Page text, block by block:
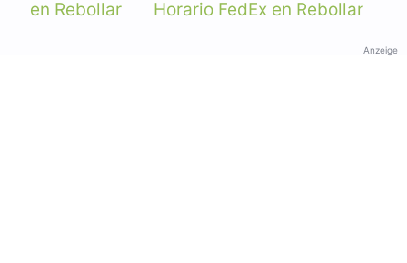
en Rebollar Horario FedEx en Rebollar
Anzeige